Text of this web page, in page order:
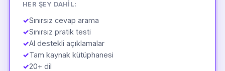
HER ŞEY DAHIL:
✓Sınırsız cevap arama
✓Sınırsız pratik testi
✓AI destekli açıklamalar
✓Tam kaynak kütüphanesi
✓20+ dil